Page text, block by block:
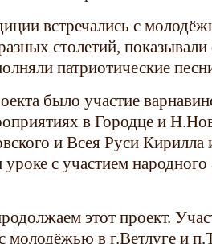
встречались с
столетий,
патриотические
было участие
в Городце и
и Всея Руси Кирилла
с участием народного
этот проект.
молодёжью в г.Ветлуге и